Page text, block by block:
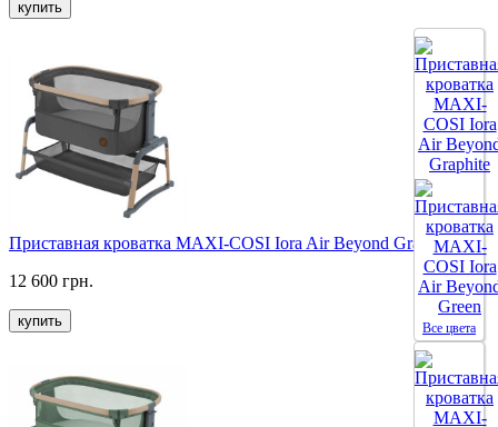
купить
Все цвета
Приставная кроватка MAXI-COSI Iora Air Beyond Graphite
12 600 грн.
купить